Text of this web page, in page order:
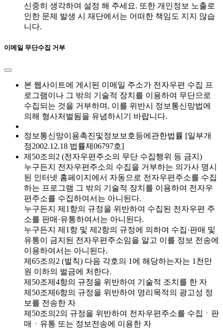
신중히 생각하여 설정 해 주세요. 또한 개인정보 노출로
인한 문제 발생 시 재단에서는 어떠한 책임도 지지 않습
니다.
이메일 무단수집 거부
본 웹사이트에 게시된 이메일 주소가 전자우편 수집 프
로그램이나 그 밖의 기술적 장치를 이용하여 무단으로
수집되는 것을 거부하며, 이를 위반시 정보통신망법에
의해 형사처벌됨을 유념하시기 바랍니다.
정보통신망이용촉진및정보보호등에관한법률 [일부개
정2002.12.18 법률제06797호]
제50조의2 (전자우편주소의 무단 수집행위 등 금지)
누구든지 전자우편주소의 수집을 거부하는 의가사 명시
된 인터넷 홈페이지에서 자동으로 전자우편주소를 수집
하는 프로그램 그 밖의 기술적 장치를 이용하여 전자우
편주소를 수집하여서는 아니된다.
누구든지 제1항의 규정을 위반하여 수집된 전자우편 주
소를 판매·유통하여서는 아니된다.
누구든지 제1항 및 제2항의 규정에 의하여 수집·판매 및
유통이 금지된 전자우편주소임을 알고 이를 정보 전송에
이용하여서는 아니된다.
제65조의2 (벌칙) 다음 각호의 1에 해당하는자는 1천만
원 이하의 벌금에 처한다.
제50조제4항의 규정을 위반하여 기술적 조치를 한 자
제50조제6항의 규정을 위반하여 영리목적의 광고성 정
보를 전송한 자
제50조의2의 규정을 위반하여 전자우편주소를 수집ㆍ판
매ㆍ유통 또는 정보전송에 이용한 자